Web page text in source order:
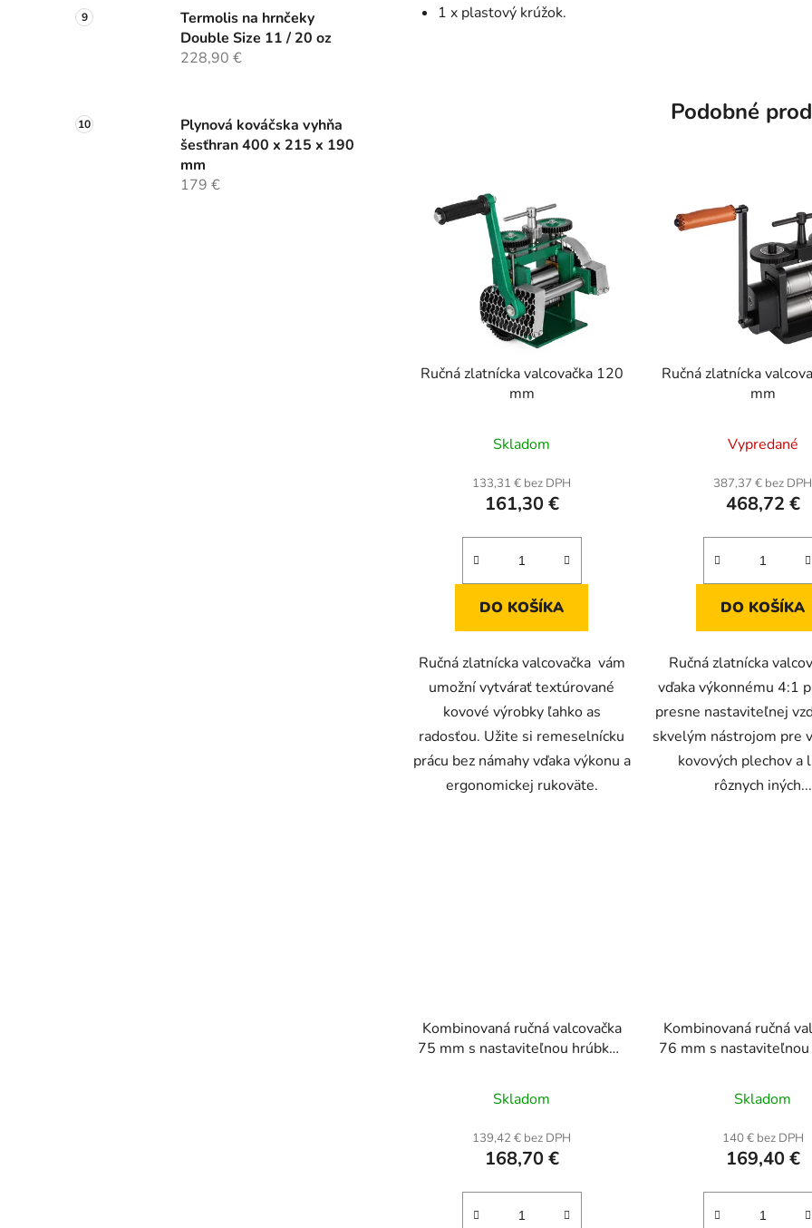
Termolis na hrnčeky
Double Size 11 / 20 oz
228,90 €
Plynová kováčska vyhňa
šesťhran 400 x 215 x 190
mm
179 €
1 x plastový krúžok.
Podobné
Ručná zlatnícka valcovačka 120
mm
Skladom
133,31 € bez DPH
161,30 €
DO KOŠÍKA
Ručná zlatnícka valcovačka vám
umožní vytvárať textúrované
kovové výrobky ľahko as
radosťou. Užite si remeselnícku
prácu bez námahy vďaka výkonu a
ergonomickej rukoväte.
Ručná zlatnícka
mm
Vypredané
387,37 € bez DPH
468,72 €
DO KOŠÍKA
Ručná zlatnícka
vďaka výkonnému 4:1
presne nastaviteľnej
skvelým nástrojom pre
kovových plechov a
rôznych iných...
Kombinovaná ručná valcovačka
75 mm s nastaviteľnou hrúbkou
mosadz
Skladom
139,42 € bez DPH
168,70 €
Kombinovaná ručná
76 mm s nastaviteľnou
iné
produktu
je
z
Skladom
140 € bez DPH
169,40 €